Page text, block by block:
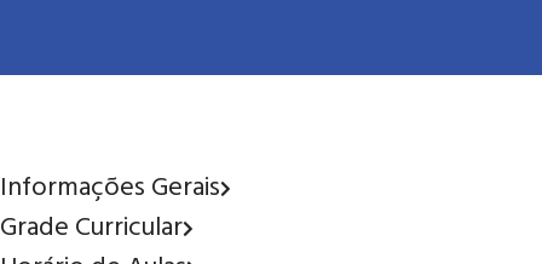
Informações Gerais
Grade Curricular